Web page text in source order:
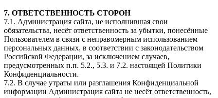
7. ОТВЕТСТВЕННОСТЬ СТОРОН
7.1. Администрация сайта, не исполнившая свои
обязательства, несёт ответственность за убытки, понесённые
Пользователем в связи с неправомерным использованием
персональных данных, в соответствии с законодательством
Российской Федерации, за исключением случаев,
предусмотренных п.п. 5.2., 5.3. и 7.2. настоящей Политики
Конфиденциальности.
7.2. В случае утраты или разглашения Конфиденциальной
информации Администрация сайта не несёт ответственность,